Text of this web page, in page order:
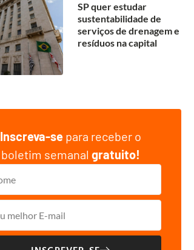
SP quer estudar
sustentabilidade de
serviços de drenagem e
resíduos na capital
Inscreva-se para receber o
boletim semanalgratuito!